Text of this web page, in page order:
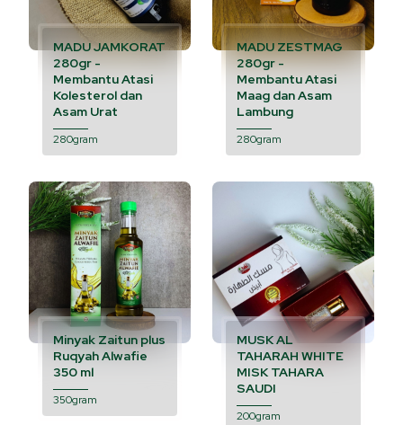
MADU JAMKORAT
280gr -
Membantu Atasi
Kolesterol dan
Asam Urat
280gram
MADU ZESTMAG
280gr -
Membantu Atasi
Maag dan Asam
Lambung
280gram
Minyak Zaitun plus
Ruqyah Alwafie
350 ml
350gram
MUSK AL
TAHARAH WHITE
MISK TAHARA
SAUDI
200gram